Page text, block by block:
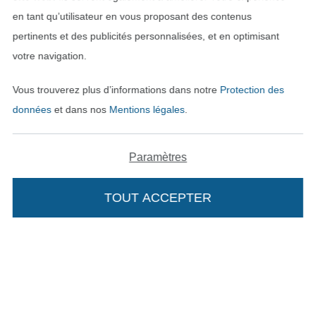
Ajouter à mon panier
Deutsch
Nederlands
Passer à la boutique
en tant qu’utilisateur en vous proposant des contenus
pertinents et des publicités personnalisées, et en optimisant
votre navigation.
Vous trouverez plus d’informations dans notre Protection des
donnéeset dans nos Mentions légales.
Paramètres
TOUT ACCEPTER